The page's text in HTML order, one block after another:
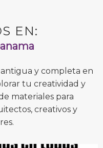
EN:
y completa en
tu creatividad y
materiales para
creativos y